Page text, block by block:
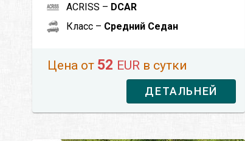
ACRISS – DCAR
Класс – Средний Седан
Цена от 52 EUR в сутки
ДЕТАЛЬНЕЙ